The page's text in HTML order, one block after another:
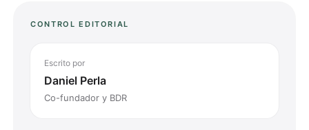
CONTROL EDITORIAL
Escrito por
Daniel Perla
Co-fundador y BDR